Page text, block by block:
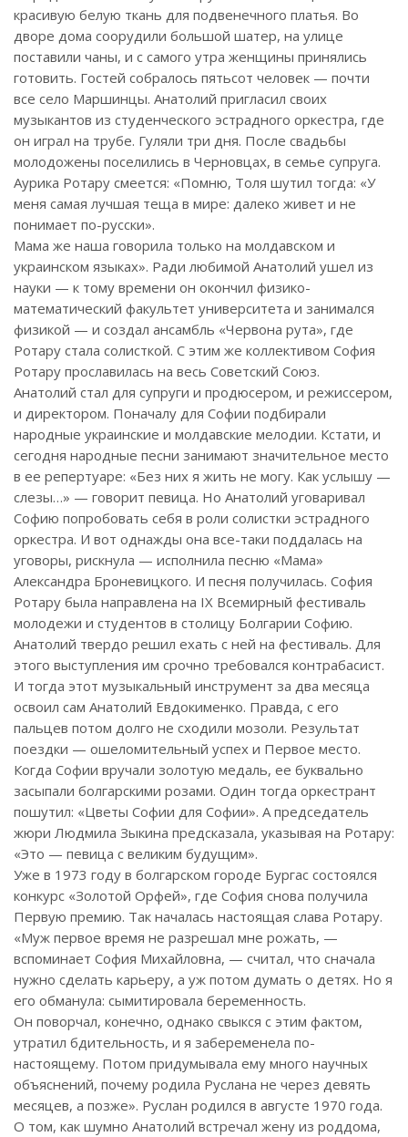
красивую белую ткань для подвенечного платья. Во
дворе дома соорудили большой шатер, на улице
поставили чаны, и с самого утра женщины принялись
готовить. Гостей собралось пятьсот человек — почти
все село Маршинцы. Анатолий пригласил своих
музыкантов из студенческого эстрадного оркестра, где
он играл на трубе. Гуляли три дня. После свадьбы
молодожены поселились в Черновцах, в семье супруга.
Аурика Ротару смеется: «Помню, Толя шутил тогда: «У
меня самая лучшая теща в мире: далеко живет и не
понимает по-русски».
Мама же наша говорила только на молдавском и
украинском языках». Ради любимой Анатолий ушел из
науки — к тому времени он окончил физико-
математический факультет университета и занимался
физикой — и создал ансамбль «Червона рута», где
Ротару стала солисткой. С этим же коллективом София
Ротару прославилась на весь Советский Союз.
Анатолий стал для супруги и продюсером, и режиссером,
и директором. Поначалу для Софии подбирали
народные украинские и молдавские мелодии. Кстати, и
сегодня народные песни занимают значительное место
в ее репертуаре: «Без них я жить не могу. Как услышу —
слезы…» — говорит певица. Но Анатолий уговаривал
Софию попробовать себя в роли солистки эстрадного
оркестра. И вот однажды она все-таки поддалась на
уговоры, рискнула — исполнила песню «Мама»
Александра Броневицкого. И песня получилась. София
Ротару была направлена на IX Всемирный фестиваль
молодежи и студентов в столицу Болгарии Софию.
Анатолий твердо решил ехать с ней на фестиваль. Для
этого выступления им срочно требовался контрабасист.
И тогда этот музыкальный инструмент за два месяца
освоил сам Анатолий Евдокименко. Правда, с его
пальцев потом долго не сходили мозоли. Результат
поездки — ошеломительный успех и Первое место.
Когда Софии вручали золотую медаль, ее буквально
засыпали болгарскими розами. Один тогда оркестрант
пошутил: «Цветы Софии для Софии». А председатель
жюри Людмила Зыкина предсказала, указывая на Ротару:
«Это — певица с великим будущим».
Уже в 1973 году в болгарском городе Бургас состоялся
конкурс «Золотой Орфей», где София снова получила
Первую премию. Так началась настоящая слава Ротару.
«Муж первое время не разрешал мне рожать, —
вспоминает София Михайловна, — считал, что сначала
нужно сделать карьеру, а уж потом думать о детях. Но я
его обманула: сымитировала беременность.
Он поворчал, конечно, однако свыкся с этим фактом,
утратил бдительность, и я забеременела по-
настоящему. Потом придумывала ему много научных
объяснений, почему родила Руслана не через девять
месяцев, а позже». Руслан родился в августе 1970 года.
О том, как шумно Анатолий встречал жену из роддома,